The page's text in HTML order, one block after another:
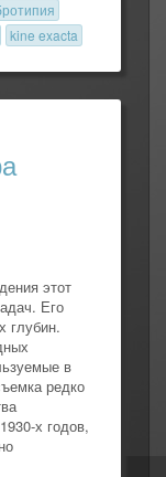
kine exacta
этот
Его
глубин.
в
редко
х годов,